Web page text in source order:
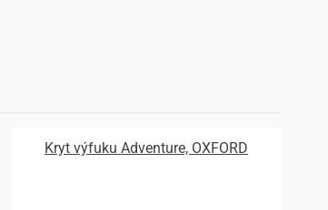
Kryt výfuku Adventure, OXFORD